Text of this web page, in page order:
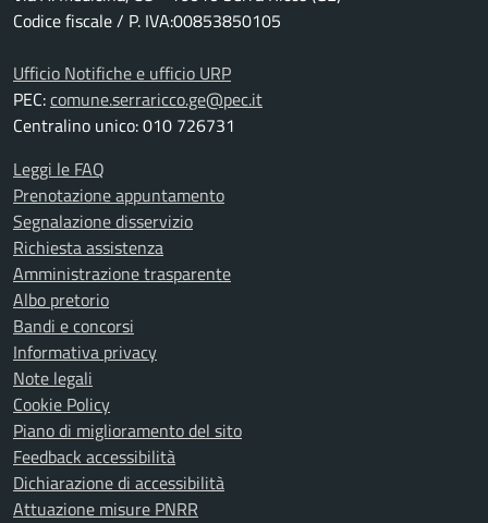
Codice fiscale / P. IVA:00853850105
Ufficio Notifiche e ufficio URP
PEC:comune.serraricco.ge@pec.it
Centralino unico: 010 726731
Leggi le FAQ
Prenotazione appuntamento
Segnalazione disservizio
Richiesta assistenza
Amministrazione trasparente
Albo pretorio
Bandi e concorsi
Informativa privacy
Note legali
Cookie Policy
Piano di miglioramento del sito
Feedback accessibilità
Dichiarazione di accessibilità
Attuazione misure PNRR